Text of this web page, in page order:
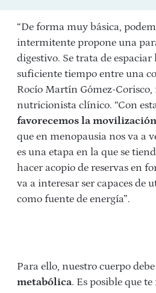
“De forma muy básica,
intermitente propone una
digestivo. Se trata de espaciar
suficiente tiempo entre una
Rocío Martín Gómez-
nutricionista clínico. “Con
favorecemos la
que en menopausia nos va a
es una etapa en la que se
hacer acopio de reservas en
va a interesar ser capaces de
como fuente de energía”.
Para ello, nuestro cuerpo
metabólica. Es posible que